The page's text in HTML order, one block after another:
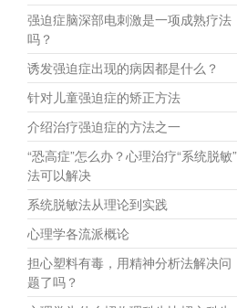
强迫症脑深部电刺激是一项成熟疗法
吗？
诱发强迫症出现的病因都是什么？
针对儿童强迫症的矫正方法
介绍治疗强迫症的方法之一
“恐高症”怎么办？心理治疗“系统脱敏”
法可以解决
系统脱敏法从理论到实践
心理学各流派概论
担心塑料有毒，用精神分析法解决问
题了吗？